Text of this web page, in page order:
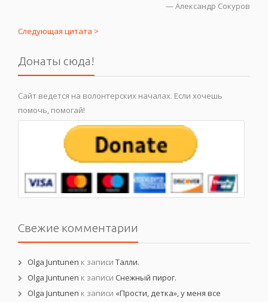
—Александр Сокуров
Следующая цитата >
Донаты сюда!
Сайт ведется на волонтерских началах. Если хочешь
помочь, помогай!
Свежие комментарии
Olga Juntunen к записи Талли.
Olga Juntunen к записи Снежный пирог.
Olga Juntunen к записи «Прости, детка», у меня все